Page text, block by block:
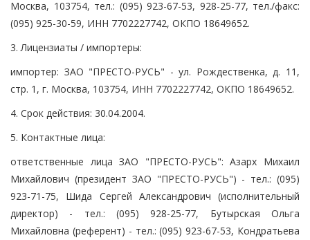
Москва, 103754, тел.: (095) 923-67-53, 928-25-77, тел./факс:
(095) 925-30-59, ИНН 7702227742, ОКПО 18649652.
3. Лицензиаты / импортеры:
импортер: ЗАО "ПРЕСТО-РУСЬ" - ул. Рождественка, д. 11,
стр. 1, г. Москва, 103754, ИНН 7702227742, ОКПО 18649652.
4. Срок действия: 30.04.2004.
5. Контактные лица:
ответственные лица ЗАО "ПРЕСТО-РУСЬ": Азарх Михаил
Михайлович (президент ЗАО "ПРЕСТО-РУСЬ") - тел.: (095)
923-71-75, Шида Сергей Александрович (исполнительный
директор) - тел.: (095) 928-25-77, Бутырская Ольга
Михайловна (референт) - тел.: (095) 923-67-53, Кондратьева